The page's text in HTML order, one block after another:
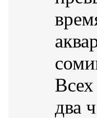
два